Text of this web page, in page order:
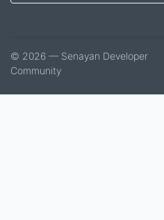
© 2026 — Senayan Developer
Community